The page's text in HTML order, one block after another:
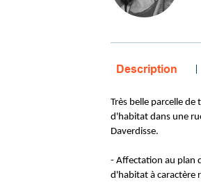
Description
Très belle parcelle
d'habitat dans une
Daverdisse.
- Affectation au plan
d'habitat à caractère